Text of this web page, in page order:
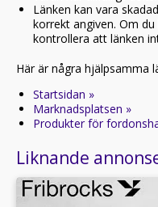
Länken kan vara
korrekt angiven. Om
kontrollera att länken
Här är några hjälpsamma
Startsidan »
Marknadsplatsen »
Produkter för
Liknande